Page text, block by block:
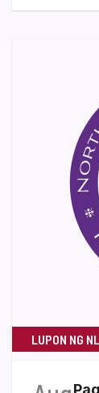
LUPON NG